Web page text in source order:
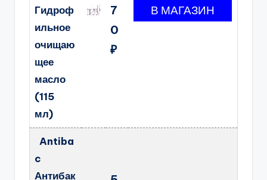
Гидроф
ильное
очищаю
щее
масло
(115
мл)
7
0
₽
Antiba
c
Антибак